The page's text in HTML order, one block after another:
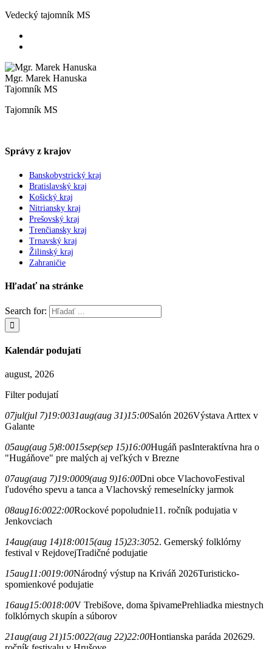
Vedecký tajomník MS
Mgr. Marek Hanuska
Tajomník MS
Tajomník MS
Správy z krajov
Banskobystrický kraj
Bratislavský kraj
Košický kraj
Nitriansky kraj
Prešovský kraj
Trenčiansky kraj
Trnavský kraj
Žilinský kraj
Zahraničie
Hľadať na stránke
Search for:
Kalendár podujatí
august, 2026
Filter podujatí
07jul(jul 7)19:0031aug(aug 31)15:00Salón 2026Výstava Arttex v
Galante
05aug(aug 5)8:0015sep(sep 15)16:00Hugáň pasInteraktívna hra o
"Hugáňove" pre malých aj veľkých v Brezne
07aug(aug 7)19:0009(aug 9)16:00Dni obce VlachovoFestival
ľudového spevu a tanca a Vlachovský remeselnícky jarmok
08aug16:0022:00Rockové popoludnie11. ročník podujatia v
Jenkovciach
14aug(aug 14)18:0015(aug 15)23:3052. Gemerský folklórny
festival v RejdovejTradičné podujatie
15aug11:0019:00Národný výstup na Kriváň 2026Turisticko-
spomienkové podujatie
16aug15:0018:00V Trebišove, doma špivamePrehliadka miestnych
folklórnych skupín a súborov
21aug(aug 21)15:0022(aug 22)22:00Hontianska paráda 202629.